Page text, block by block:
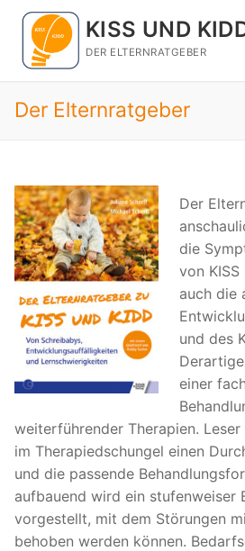
Zum
Inhalt
springen
KISS UND
DER ELTERNRATGEBER
Suchen nach:
Der Elternratgeber
Der
die
von
auch die
und des
einer
weiterführender Therapien.
im Therapiedschungel einen
und die passende
aufbauend wird ein stufenweiser
vorgestellt, mit dem Störungen
behoben werden können.